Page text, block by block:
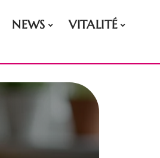
NEWS
VITALITÉ